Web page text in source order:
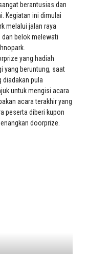
berantusias dan
Kegiatan ini dimulai
melalui jalan raya
belok melewati
yang hadiah
yang beruntung, saat
diadakan pula
untuk mengisi acara
acara terakhir yang
peserta diberi kupon
doorprize.